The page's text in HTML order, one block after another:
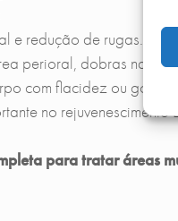
e redução de rugas.
perioral, dobras
com flacidez ou
no
para tratar áreas